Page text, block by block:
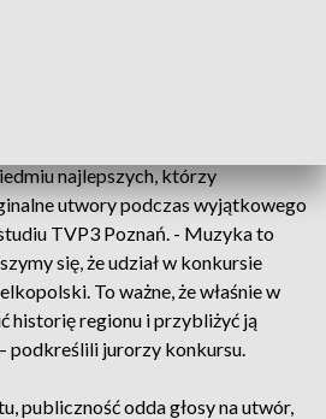
najlepszych, którzy
utwory podczas wyjątkowego
TVP3 Poznań. - Muzyka to
się, że udział w konkursie
To ważne, że właśnie w
historię regionu i przybliżyć ją
podkreślili jurorzy konkursu.
publiczność odda głosy na utwór,